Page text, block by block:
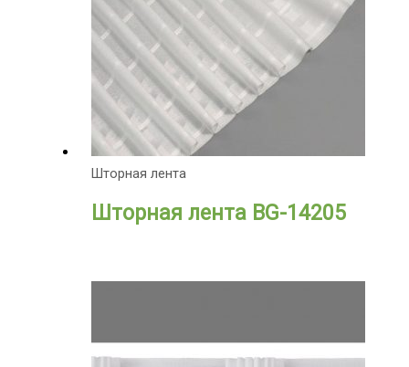
Шторная лента
Шторная лента BG-14205